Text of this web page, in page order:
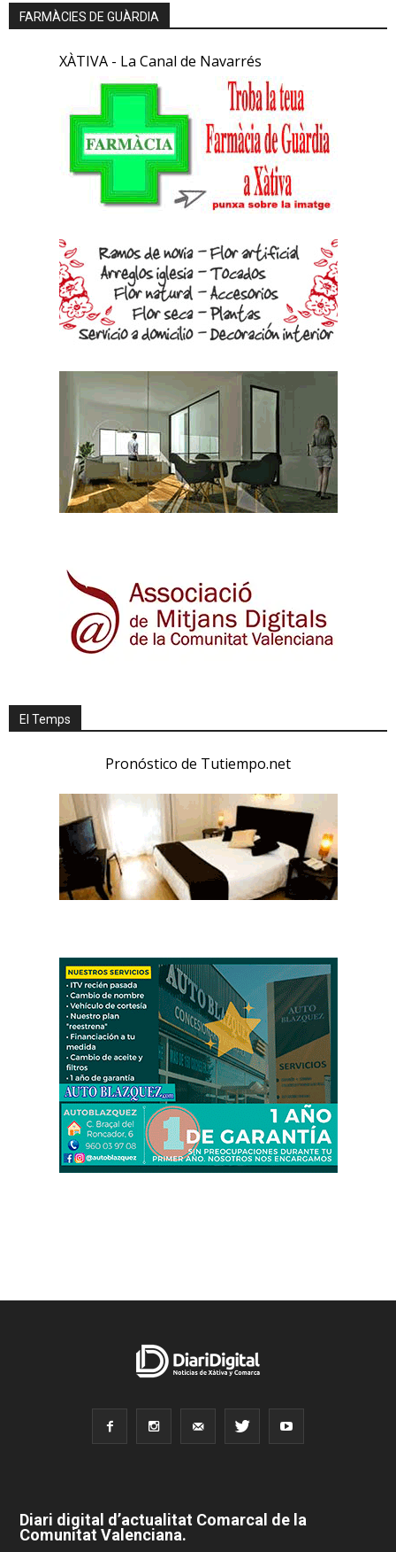
FARMÀCIES DE GUÀRDIA
XÀTIVA - La Canal de Navarrés
El Temps
Pronóstico de Tutiempo.net
Diari digital d’actualitat Comarcal de la
Comunitat Valenciana.